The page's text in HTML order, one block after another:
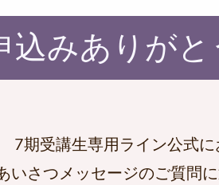
込みありが
7期受講生専用ライン公式に
いさつメッセージのご質問